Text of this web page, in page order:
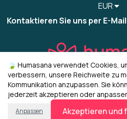
EUR
Kontaktieren Sie uns per E-
© 2022-2026 humasana
🍃 Humasana verwendet Cookies,
verbessern, unsere Reichweite zu
Kommunikation anzupassen. Sie
jederzeit akzeptieren oder
Anpassen Akzeptieren und